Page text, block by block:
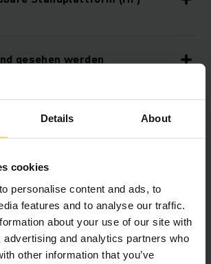
Details About
cookies
personalise content and ads, to
features and to analyse our traffic.
about your use of our site with
advertising and analytics partners who
other information that you’ve
gesehen werden
für höchste